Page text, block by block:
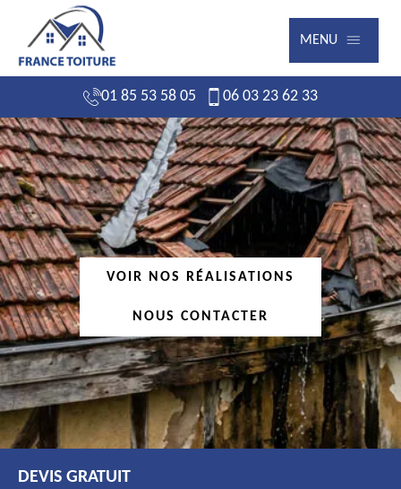
MENU
01 85 53 58 05 06 03 23 62 33
VOIR NOS RÉALISATIONS
NOUS CONTACTER
DEVIS GRATUIT